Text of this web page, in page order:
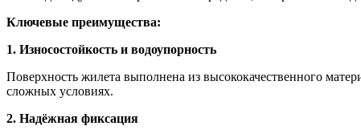
Ключевые преимущества:
1. Износостойкость и водоупорность
Поверхность жилета выполнена из высококачественного
сложных условиях.
2. Надёжная фиксация